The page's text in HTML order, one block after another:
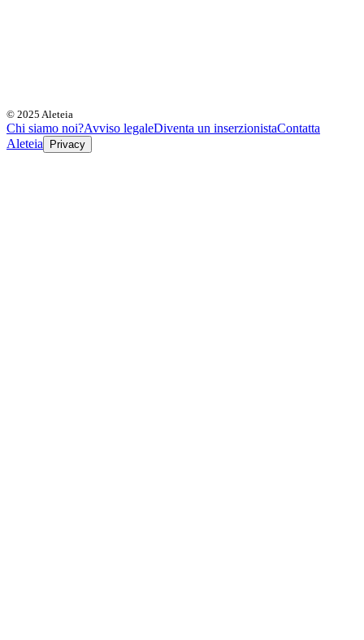
© 2025 Aleteia
Chi siamo noi?Avviso legaleDiventa un inserzionistaContatta
Aleteia
Privacy